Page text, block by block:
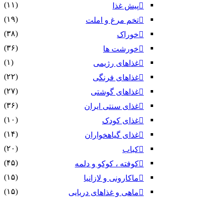
پیش غذا
(۱۱)
تخم مرغ و املت
(۱۹)
خوراک
(۳۸)
خورشت ها
(۳۶)
غذاهای رژیمی
(۱)
غذاهای فرنگی
(۲۲)
غذاهای گوشتی
(۲۷)
غذای سنتی ایران
(۳۶)
غذای کودک
(۱۰)
غذای گیاهخواران
(۱۴)
کباب
(۲۰)
کوفته ، کوکو و دلمه
(۴۵)
ماکارونی و لازانیا
(۱۵)
ماهی و غذاهای دریایی
(۱۵)